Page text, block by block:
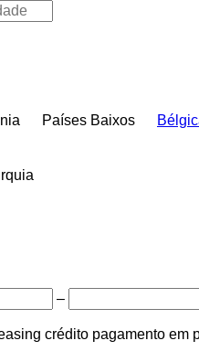
Países Baixos
–
crédito pagamento em